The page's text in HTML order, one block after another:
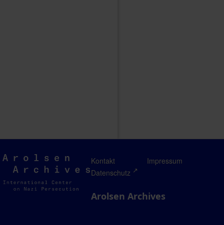
Arolsen
Archives
Kontakt
Impressum
Datenschutz
Arolsen Archives